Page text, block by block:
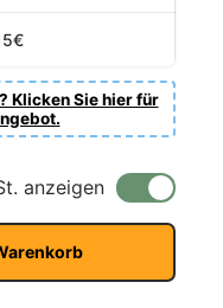
Klicken Sie hier für
anzeigen